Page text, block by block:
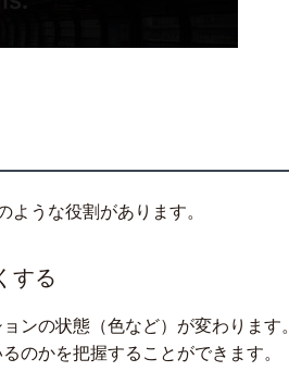
うな役割があります。
する
ンの状態（色など）が変わります。
のかを把握することができます。